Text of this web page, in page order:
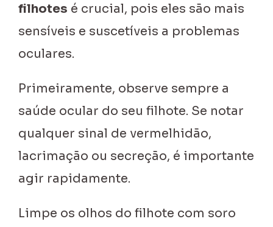
filhotes é crucial, pois eles são mais
sensíveis e suscetíveis a problemas
oculares.
Primeiramente, observe sempre a
saúde ocular do seu filhote. Se notar
qualquer sinal de vermelhidão,
lacrimação ou secreção, é importante
agir rapidamente.
Limpe os olhos do filhote com soro